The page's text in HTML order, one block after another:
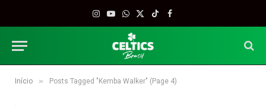
Instagram
YouTube
WhatsApp
X
TikTokFacebook
Início » Posts Tagged "Kemba Walker" (Page 4)